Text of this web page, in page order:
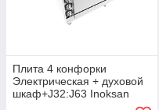
Плита 4 конфорки
Электрическая + духовой
шкаф+J32:J63 Inoksan